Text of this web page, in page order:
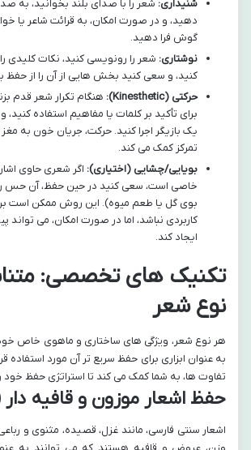
شنیداری: شعر را با صدای بلند بخوانید، به
دهید، و در صورت امکان، به قرائت شاعر یا
گوش فرا دهید.
نوشتاری: شعر را رونویسی کنید، نکات کلیدی
کنید، و سعی کنید بخش هایی از آن را از حفظ
حرکتی (Kinesthetic):
هنگام تکرار شعر قدم
برای تأکید بر کلمات یا مفاهیم استفاده کنید،
یک بازیگر اجرا کنید. حرکت، جریان خون به مغز
تمرکز کمک می کند.
بویایی/چشایی (اختیاری): اگر شعری حاوی
خاصی است، سعی کنید در حین حفظ، آن حس را
بوی گل یا طعم میوه). این روش ممکن است
کاربردی نباشد، اما در صورت امکان، می تواند
ایجاد کند.
تکنیک های تخصصی:
نوع شعر
هر نوع شعر، ویژگی های ساختاری و ماهوی خاص خود
به عنوان ابزاری برای حفظ سریع تر آن مورد استفاده
تفاوت ها، به شما کمک می کند تا استراتژی حفظ خود
حفظ اشعار موزون و قافیه
اشعار سنتی فارسی، مانند غزل، قصیده، مثنوی و